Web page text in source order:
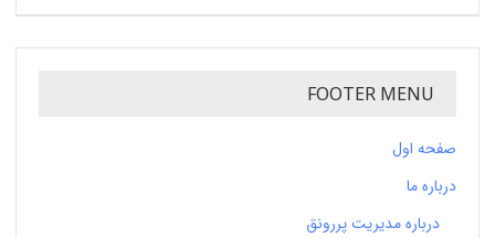
FOOTER MENU
صفحه اول
درباره ما
درباره مدیریت پررونق